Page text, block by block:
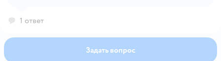
1 ответ
Задать вопрос